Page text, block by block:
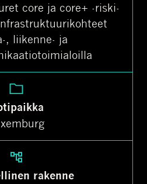
core ja core+ -riski-
, liikenne- ja
rakenne